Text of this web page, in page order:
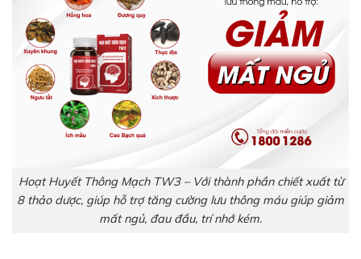
Hoạt Huyết Thông Mạch TW3 – Với thành phần chiết xuất từ
8 thảo dược, giúp hỗ trợ tăng cường lưu thông máu giúp giảm
mất ngủ, đau đầu, trí nhớ kém.